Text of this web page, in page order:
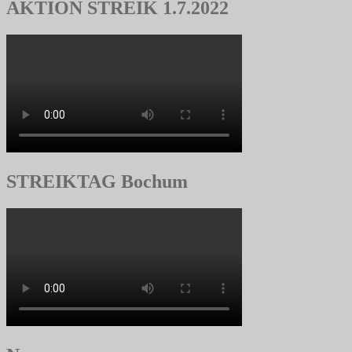
AKTION STREIK 1.7.2022
STREIKTAG Bochum